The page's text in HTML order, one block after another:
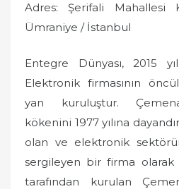
Adres: Şerifali Mahallesi
Ümraniye / İstanbul
Entegre Dünyası, 2015
Elektronik firmasının
yan kuruluştur.
kökenini 1977 yılına
olan ve elektronik
sergileyen bir firma
tarafından kurulan